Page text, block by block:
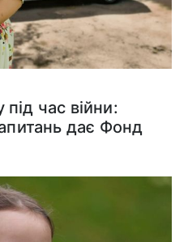
час війни:
дає Фонд